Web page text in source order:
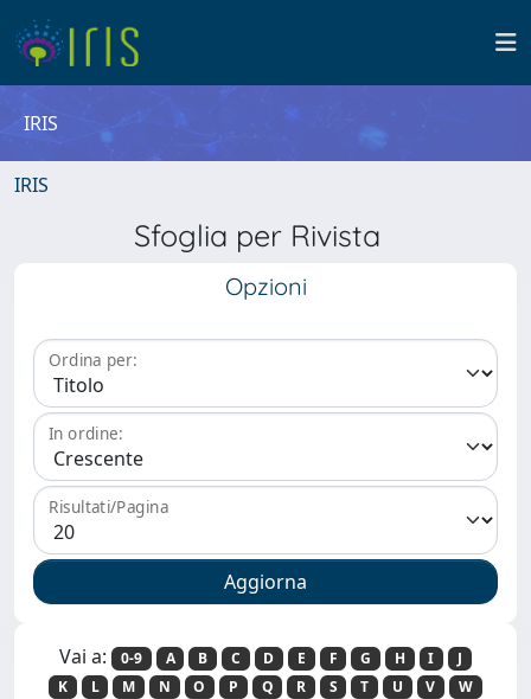
IRIS
IRIS
Sfoglia per Rivista
Opzioni
Ordina per:
In ordine:
Risultati/Pagina
Vai a: 0-9 A B C D E F G H I
J
K
L M N O P Q R S T U V
W